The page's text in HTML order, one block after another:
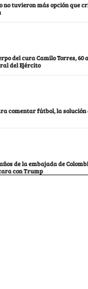
no tuvieron más opción que
del cura Camilo Torres, 60
del Ejército
comentar fútbol, la
de la embajada de
con Trump